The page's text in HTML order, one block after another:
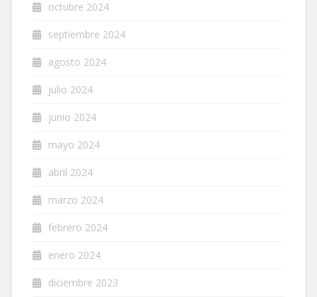
octubre 2024
septiembre 2024
agosto 2024
julio 2024
junio 2024
mayo 2024
abril 2024
marzo 2024
febrero 2024
enero 2024
diciembre 2023